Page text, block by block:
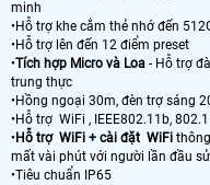
minh
•Hỗ trợ khe cắm thẻ nhớ đến
•Hỗ trợ lên đến 12 điểm preset
•Tích hợp Micro và Loa - Hỗ trợ
trung thực
•Hồng ngoại 30m, đèn trợ sáng
•Hỗ trợ WiFi , IEEE802.11b,
•Hỗ trợ WiFi + cài đặt WiFi
mất vài phút với người lần đầu
•Tiêu chuẩn IP65